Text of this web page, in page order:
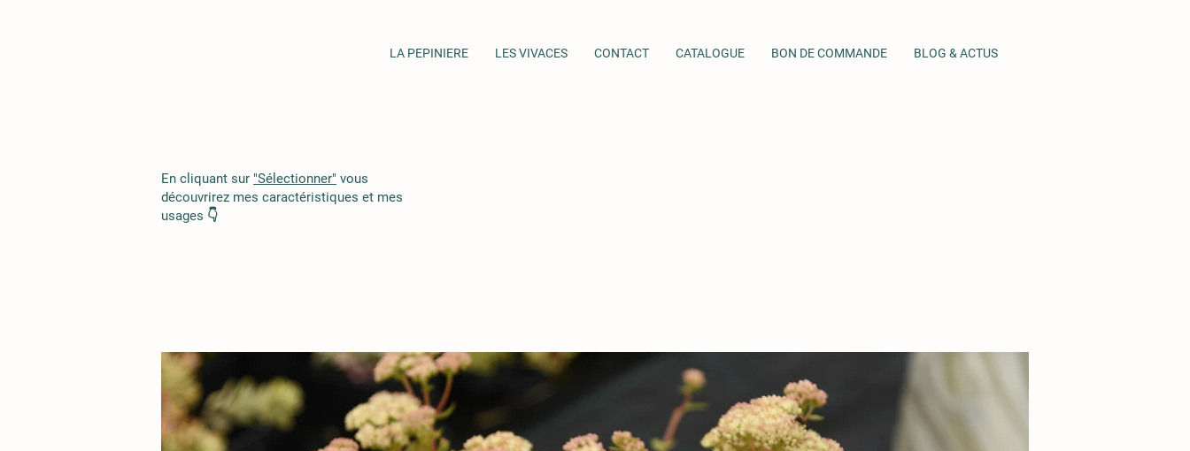
LA PEPINIERE LES VIVACES CONTACT CATALOGUE BON DE COMMANDE BLOG & ACTUS
En cliquant sur "Sélectionner" vous
découvrirez mes caractéristiques et mes
usages 👇